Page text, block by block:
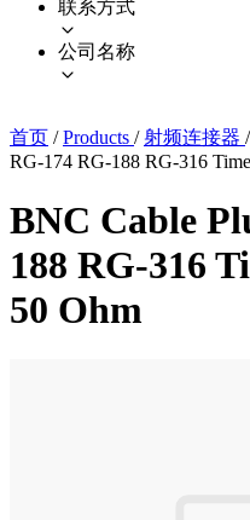
联系方式
公司名称
首页 / Products / 射频连接器 /
RG-174 RG-188 RG-316
BNC Cable
188 RG-316
50 Ohm